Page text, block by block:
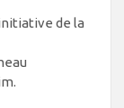
de la